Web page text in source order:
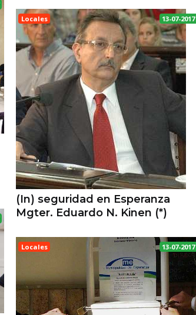
Locales 13-07-2017
ESPERANZA
(In) seguridad en Esperanza
Mgter. Eduardo N. Kinen (*)
Locales 13-07-2017